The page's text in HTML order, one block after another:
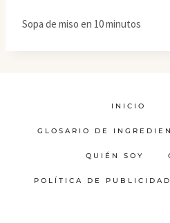
Sopa de miso en 10 minutos
INICIO
GLOSARIO DE
QUIÉN SOY
POLÍTICA DE